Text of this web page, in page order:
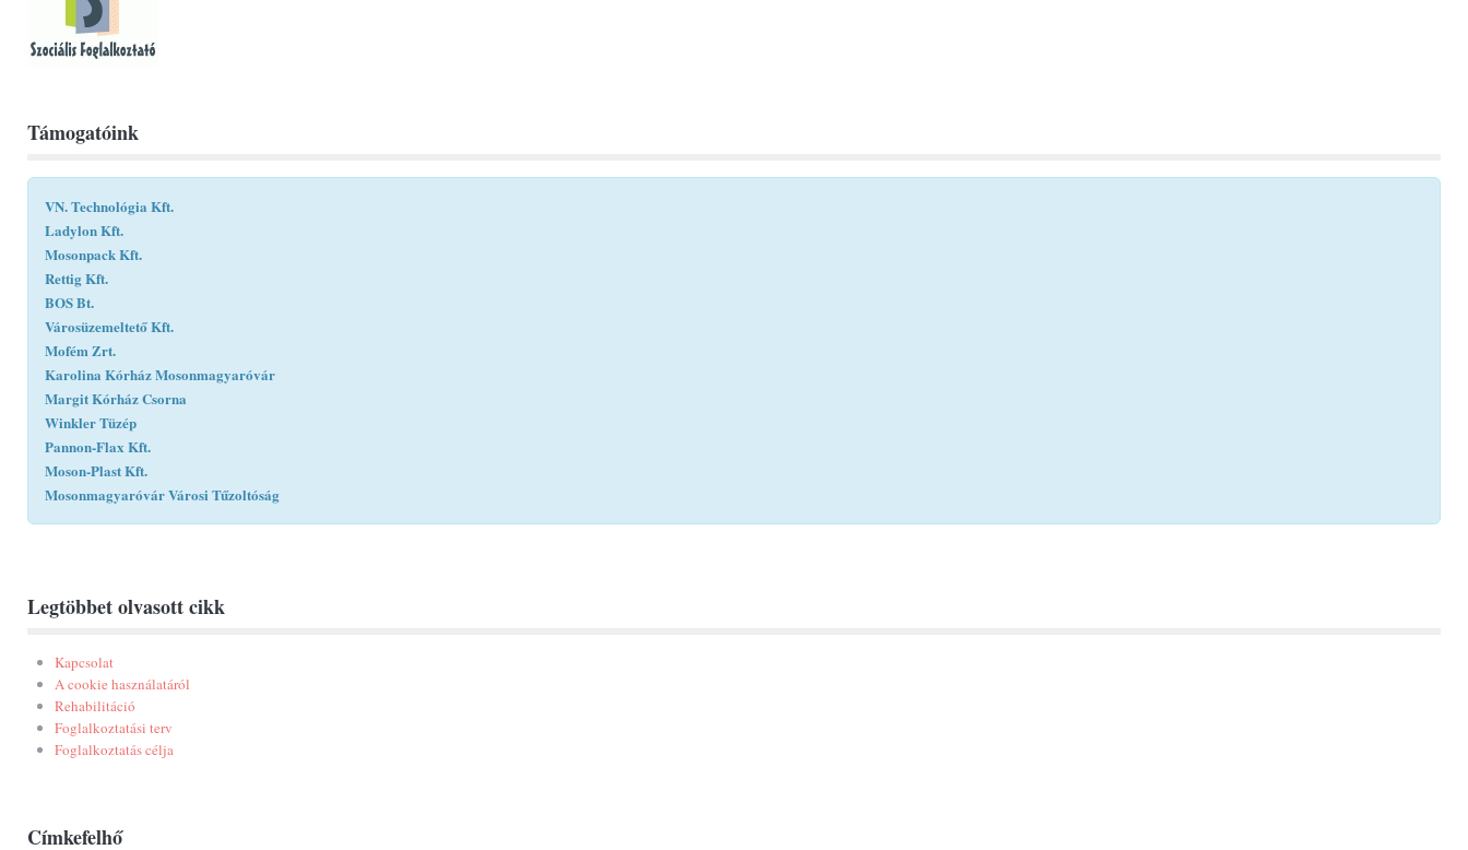
Támogatóink
VN. Technológia Kft.
Ladylon Kft.
Mosonpack Kft.
Rettig Kft.
BOS Bt.
Városüzemeltető Kft.
Mofém Zrt.
Karolina Kórház Mosonmagyaróvár
Margit Kórház Csorna
Winkler Tüzép
Pannon-Flax Kft.
Moson-Plast Kft.
Mosonmagyaróvár Városi Tűzoltóság
Legtöbbet olvasott cikk
Kapcsolat
A cookie használatáról
Rehabilitáció
Foglalkoztatási terv
Foglalkoztatás célja
Címkefelhő